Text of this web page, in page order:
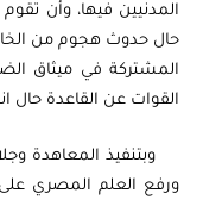
المدنيين فيها، وأن تقوم
حال حدوث هجوم من
المشتركة في ميثاق
القوات عن القاعدة حال
وبتنفيذ المعاهدة